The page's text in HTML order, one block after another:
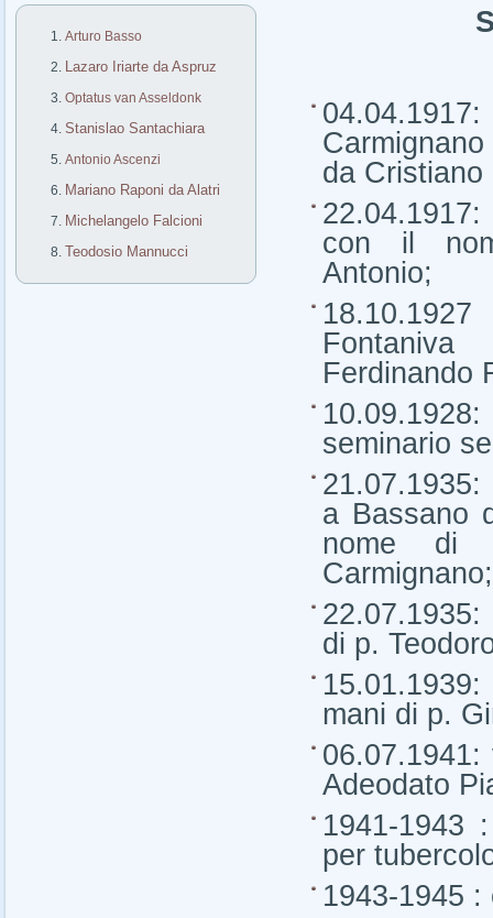
Arturo Basso
Lazaro Iriarte da Aspruz
Optatus van Asseldonk
Stanislao Santachiara
Antonio Ascenzi
Mariano Raponi da Alatri
Michelangelo Falcioni
Teodosio Mannucci
da
con il
Antonio;
Ferdinando
seminario
a Bassano
nome di
Carmignano;
di p.
mani di p.
Adeodato
1941-1943
per
1943-1945